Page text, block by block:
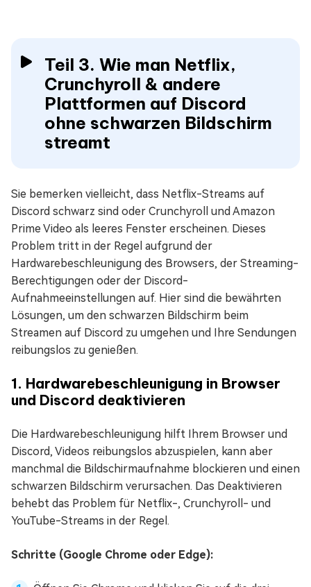
Teil 3. Wie man Netflix,
Crunchyroll & andere
Plattformen auf Discord
ohne schwarzen Bildschirm
streamt
Sie bemerken vielleicht, dass Netflix-Streams auf
Discord schwarz sind oder Crunchyroll und Amazon
Prime Video als leeres Fenster erscheinen. Dieses
Problem tritt in der Regel aufgrund der
Hardwarebeschleunigung des Browsers, der Streaming-
Berechtigungen oder der Discord-
Aufnahmeeinstellungen auf. Hier sind die bewährten
Lösungen, um den schwarzen Bildschirm beim
Streamen auf Discord zu umgehen und Ihre Sendungen
reibungslos zu genießen.
1. Hardwarebeschleunigung in Browser
und Discord deaktivieren
Die Hardwarebeschleunigung hilft Ihrem Browser und
Discord, Videos reibungslos abzuspielen, kann aber
manchmal die Bildschirmaufnahme blockieren und einen
schwarzen Bildschirm verursachen. Das Deaktivieren
behebt das Problem für Netflix-, Crunchyroll- und
YouTube-Streams in der Regel.
Schritte (Google Chrome oder Edge):